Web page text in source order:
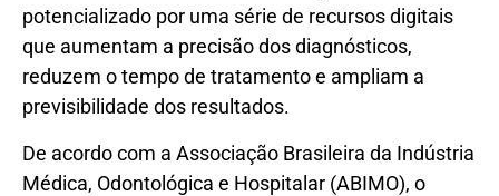
potencializado por uma série de recursos digitais
que aumentam a precisão dos diagnósticos,
reduzem o tempo de tratamento e ampliam a
previsibilidade dos resultados.
De acordo com a Associação Brasileira da Indústria
Médica, Odontológica e Hospitalar (ABIMO), o